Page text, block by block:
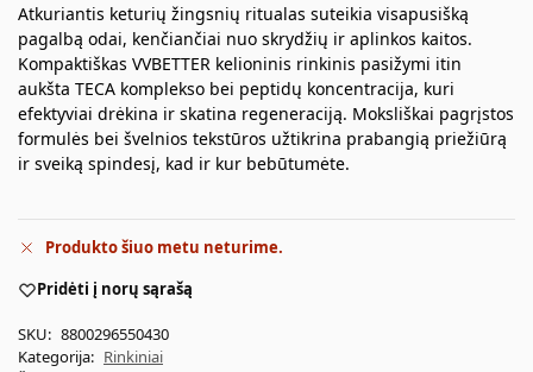
Atkuriantis keturių žingsnių ritualas suteikia visapusišką
pagalbą odai, kenčiančiai nuo skrydžių ir aplinkos kaitos.
Kompaktiškas VVBETTER kelioninis rinkinis pasižymi itin
aukšta TECA komplekso bei peptidų koncentracija, kuri
efektyviai drėkina ir skatina regeneraciją. Moksliškai pagrįstos
formulės bei švelnios tekstūros užtikrina prabangią priežiūrą
ir sveiką spindesį, kad ir kur bebūtumėte.
Produkto šiuo metu neturime.
Pridėti į norų sąrašą
SKU: 8800296550430
Kategorija: Rinkiniai